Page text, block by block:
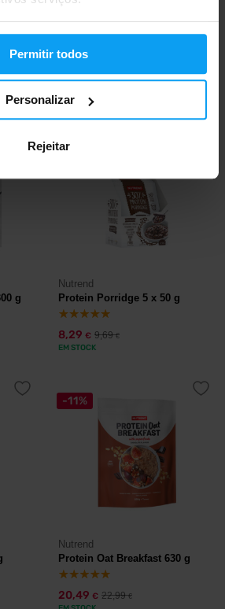
Permitir todos
Personalizar
Rejeitar
Nutrend
Protein Shot 20 x 60 ml
37,40€ 37,80€
g
Nutrend
Protein Porridge 5 x 50 g
8,29 € 9,69€
EM STOCK
-11%
Nutrend
Protein Oat Breakfast 630 g
20,49 € 22,99€